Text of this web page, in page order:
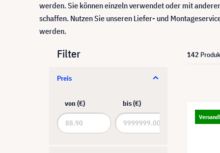
werden. Sie können einzeln verwendet oder mit
schaffen. Nutzen Sie unseren Liefer- und
werden.
Filter
Preis
von (€) bis (€)
142